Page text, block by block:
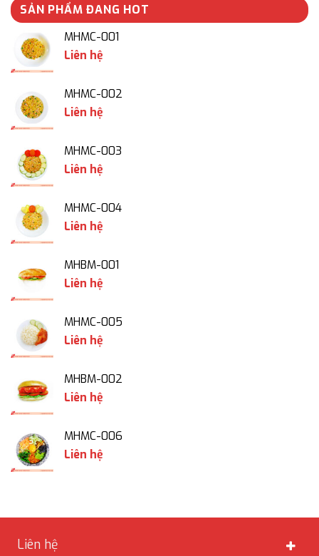
SẢN PHẨM ĐANG HOT
MHMC-001
Liên hệ
MHMC-002
Liên hệ
MHMC-003
Liên hệ
MHMC-004
Liên hệ
MHBM-001
Liên hệ
MHMC-005
Liên hệ
MHBM-002
Liên hệ
MHMC-006
Liên hệ
Liên hệ